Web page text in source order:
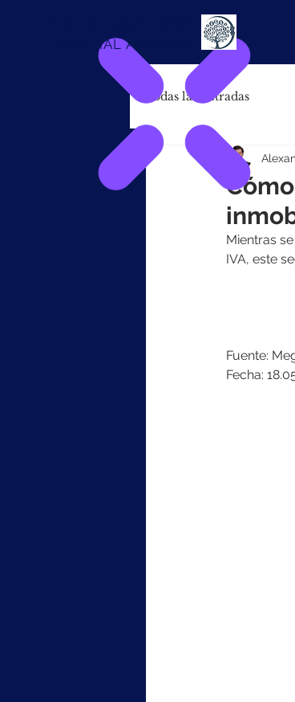
FINANCIAL ADVISOR
Todas las entradas
Mientras
IVA, este
Fuente:
Fecha: